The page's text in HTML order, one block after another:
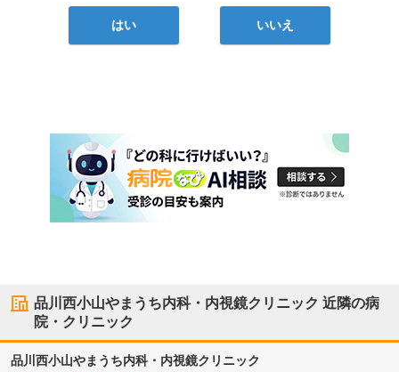
はい いいえ
品川西小山やまうち内科・内視鏡クリニック 近隣の病
院・クリニック
品川西小山やまうち内科・内視鏡クリニック